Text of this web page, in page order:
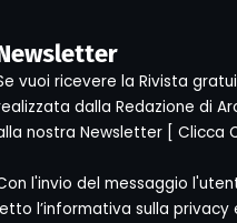
vuoi ricevere la Rivista
dalla Redazione di
nostra Newsletter [ Clicca
l'invio del messaggio
l’informativa sulla privacy